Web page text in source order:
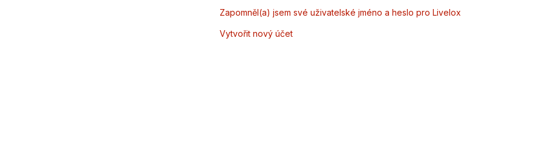
Zapomněl(a) jsem své uživatelské jméno a heslo pro Livelox
Vytvořit nový účet